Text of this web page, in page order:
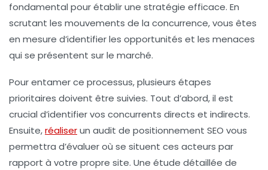
fondamental pour établir une stratégie efficace. En
scrutant les mouvements de la concurrence, vous êtes
en mesure d’identifier les opportunités et les menaces
qui se présentent sur le marché.
Pour entamer ce processus, plusieurs étapes
prioritaires doivent être suivies. Tout d’abord, il est
crucial d’identifier vos concurrents directs et indirects.
Ensuite,réaliserun audit de positionnement SEO vous
permettra d’évaluer où se situent ces acteurs par
rapport à votre propre site. Une étude détaillée de